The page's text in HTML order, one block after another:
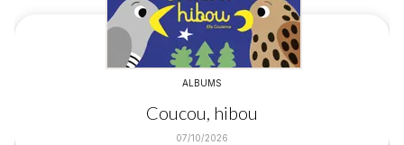
ALBUMS
Coucou, hibou
07/10/2026